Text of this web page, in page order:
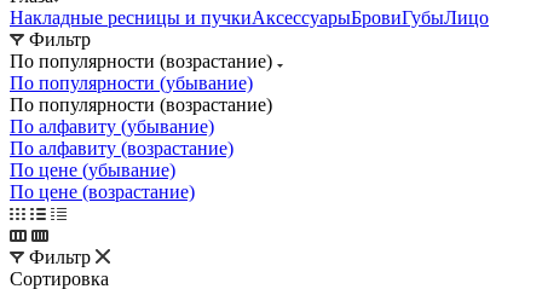
Накладные ресницы и пучкиАксессуарыБровиГубыЛицо
Фильтр
По популярности (возрастание)
По популярности (убывание)
По популярности (возрастание)
По алфавиту (убывание)
По алфавиту (возрастание)
По цене (убывание)
По цене (возрастание)
Фильтр
Сортировка